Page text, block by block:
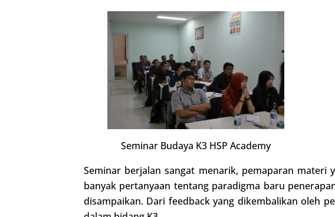
Seminar Budaya K3 HSP Academy
Seminar berjalan sangat menarik, pemaparan materi
banyak pertanyaan tentang paradigma baru
disampaikan. Dari feedback yang dikembalikan oleh